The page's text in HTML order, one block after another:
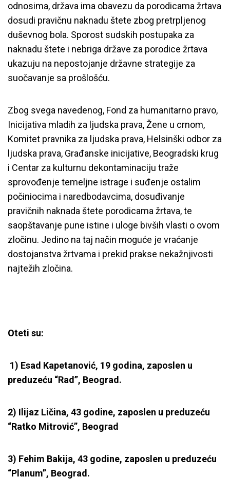
odnosima, država ima obavezu da porodicama žrtava
dosudi pravičnu naknadu štete zbog pretrpljenog
duševnog bola. Sporost sudskih postupaka za
naknadu štete i nebriga države za porodice žrtava
ukazuju na nepostojanje državne strategije za
suočavanje sa prošlošću.
Zbog svega navedenog, Fond za humanitarno pravo,
Inicijativa mladih za ljudska prava, Žene u crnom,
Komitet pravnika za ljudska prava, Helsinški odbor za
ljudska prava, Građanske inicijative, Beogradski krug
i Centar za kulturnu dekontaminaciju traže
sprovođenje temeljne istrage i suđenje ostalim
počiniocima i naredbodavcima, dosuđivanje
pravičnih naknada štete porodicama žrtava, te
saopštavanje pune istine i uloge bivših vlasti o ovom
zločinu. Jedino na taj način moguće je vraćanje
dostojanstva žrtvama i prekid prakse nekažnjivosti
najtežih zločina.
Oteti su:
1) Esad Kapetanović, 19 godina, zaposlen u
preduzeću “Rad”, Beograd.
2) Ilijaz Ličina, 43 godine, zaposlen u preduzeću
“Ratko Mitrović”, Beograd
3) Fehim Bakija, 43 godine, zaposlen u preduzeću
“Planum”, Beograd.